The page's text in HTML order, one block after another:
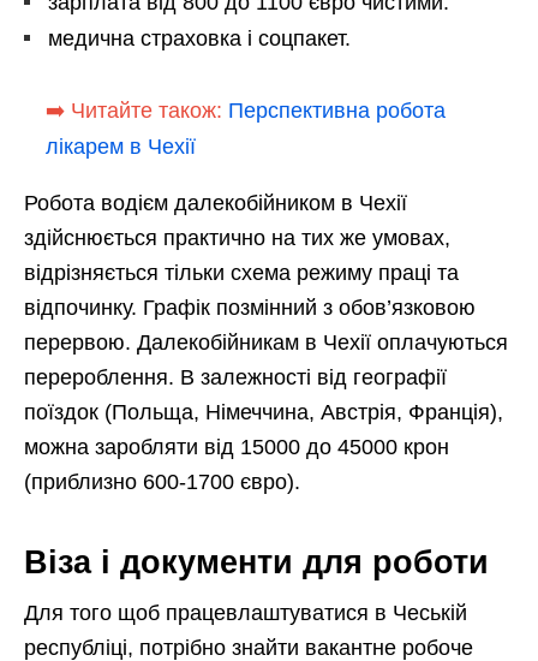
медична страховка і соцпакет.
➡️ Читайте також: Перспективна робота
лікарем в Чехії
Робота водієм далекобійником в Чехії
здійснюється практично на тих же умовах,
відрізняється тільки схема режиму праці та
відпочинку. Графік позмінний з обов’язковою
перервою. Далекобійникам в Чехії оплачуються
перероблення. В залежності від географії
поїздок (Польща, Німеччина, Австрія, Франція),
можна заробляти від 15000 до 45000 крон
(приблизно 600-1700 євро).
Віза і документи для роботи
Для того щоб працевлаштуватися в Чеській
республіці, потрібно знайти вакантне робоче